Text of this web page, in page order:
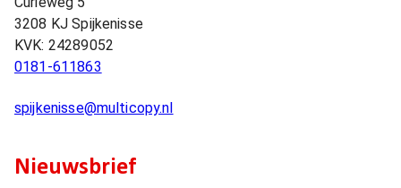
3208 KJ Spijkenisse
KVK: 24289052
0181-611863
spijkenisse@multicopy.nl
Nieuwsbrief